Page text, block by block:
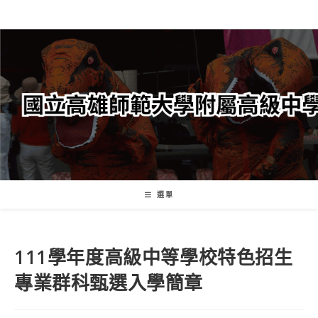
轉
要
內
容
選單
111學年度高級中等學校特色招生
專業群科甄選入學簡章